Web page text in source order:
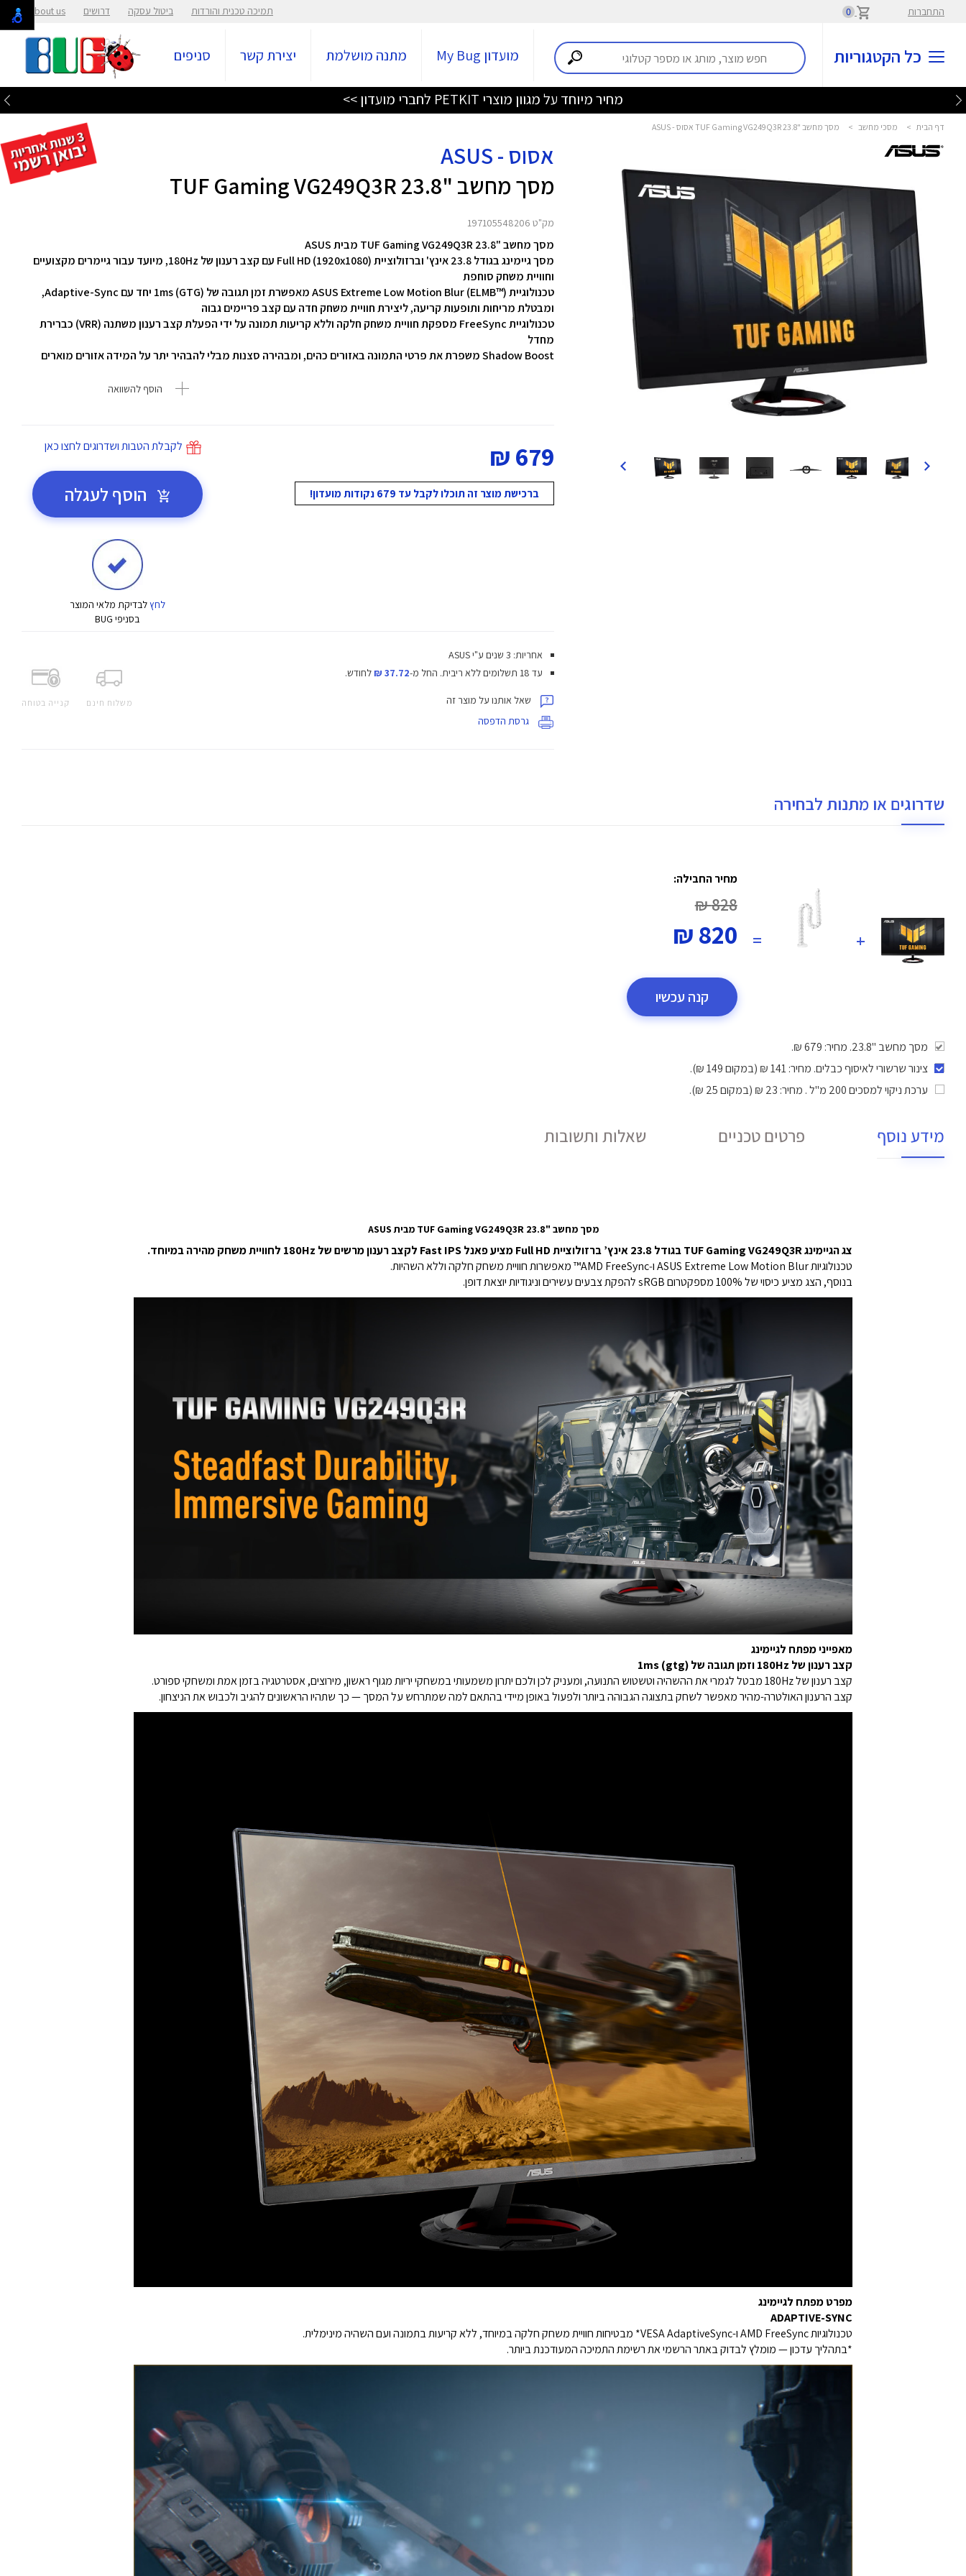
התחברות 0 תמיכה טכנית והורדות ביטול עסקה דרושים About us
כל הקטגוריות מועדון My Bug מתנה מושלמת יצירת קשר סניפים
מחיר מיוחד על מגוון מוצרי PETKIT לחברי מועדון >>
דף הבית > מסכי מחשב > מסך מחשב "23.8 TUF Gaming VG249Q3R אסוס - ASUS
אסוס - ASUS
מסך מחשב "23.8 TUF Gaming VG249Q3R
מק"ט 197105548206
מסך מחשב "23.8 TUF Gaming VG249Q3R מבית ASUS
מסך גיימינג בגודל ‎23.8‎ אינץ' וברזולוציית ‎Full HD (1920x1080)‎ עם קצב רענון של ‎180Hz‎, מיועד עבור גיימרים מקצועיים
וחוויית משחק סוחפת
טכנולוגיית ASUS Extreme Low Motion Blur (ELMB™) מאפשרת זמן תגובה של ‎1ms‎ (GTG) יחד עם Adaptive-Sync,
ומבטלת מריחות ותופעות קריעה, ליצירת חוויית משחק חדה עם קצב פריימים גבוה
טכנולוגיית FreeSync מספקת חוויית משחק חלקה וללא קריעות תמונה על ידי הפעלת קצב רענון משתנה (VRR) כברירת
מחדל
Shadow Boost משפרת את פרטי התמונה באזורים כהים, ומבהירה סצנות מבלי להבהיר יתר על המידה אזורים מוארים
הוסף להשוואה
679 ₪
ברכישת מוצר זה תוכלו לקבל עד 679 נקודות מועדון!
לקבלת הטבות ושדרוגים לחצו כאן
הוסף לעגלה
לחץלבדיקת מלאי המוצר
בסניפי BUG
משלוח חינם קנייה בטוחה
אחריות: 3 שנים ע"י ASUS
עד 18 תשלומים ללא ריבית.
החל מ-37.72 ₪ לחודש.
שאל אותנו על מוצר זה
גרסת הדפסה
שדרוגים או מתנות לבחירה
+
=
מחיר החבילה:
828 ₪
820 ₪
קנה עכשיו
מסך מחשב "23.8. מחיר: 679 ₪.
צינור שרשורי לאיסוף כבלים. מחיר: 141 ₪ (במקום 149 ₪).
ערכת ניקוי למסכים 200 מ"ל
. מחיר: 23 ₪ (במקום 25 ₪).
מידע נוסף פרטים טכניים שאלות ותשובות
מסך מחשב "23.8 TUF Gaming VG249Q3R מבית ASUS
צג הגיימינג TUF Gaming VG249Q3R בגודל 23.8 אינץ’ ברזולוציית Full HD מציע פאנל Fast IPS לקצב רענון מרשים של 180Hz לחוויית משחק מהירה במיוחד.
טכנולוגיות ASUS Extreme Low Motion Blur ו‑AMD FreeSync™ מאפשרות חוויית משחק חלקה וללא השהיות.
בנוסף, הצג מציע כיסוי של 100% מספקטרום sRGB להפקת צבעים עשירים וניגודיות יוצאת דופן.
מאפייני מפתח לגיימינג
קצב רענון של 180Hz וזמן תגובה של 1ms (gtg)
קצב רענון של 180Hz מבטל לגמרי את ההשהיה וטשטוש התנועה, ומעניק לכן ולכם יתרון משמעותי במשחקי יריות מגוף ראשון, מירוצים, אסטרטגיה בזמן אמת ומשחקי ספורט.
קצב הרענון האולטרה-מהיר מאפשר לשחק בתצוגה הגבוהה ביותר ולפעול באופן מיידי בהתאם למה שמתרחש על המסך — כך שתהיו הראשונים להגיב ולכבוש את הניצחון.
מפרט מפתח לגיימינג
ADAPTIVE-SYNC
טכנולוגיות AMD FreeSync ו-VESA AdaptiveSync* מבטיחות חוויית משחק חלקה במיוחד, ללא קריעות בתמונה ועם השהיה מינימלית.
*בתהליך עדכון — מומלץ לבדוק באתר הרשמי את רשימת התמיכה המעודכנת ביותר.